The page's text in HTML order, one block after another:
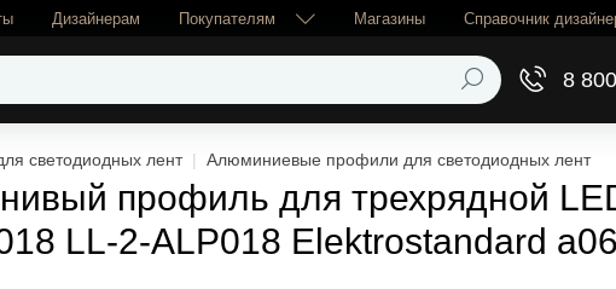
Дизайнерам Покупателям Магазины Справочник
8
светодиодных лент Алюминиевые профили для светодиодных лент
профиль для трехрядной
LL-2-ALP018 Elektrostandard